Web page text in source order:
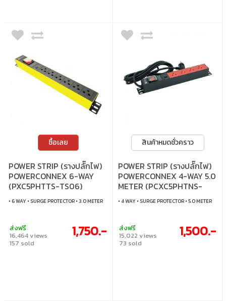
ซื้อเลย
POWER STRIP (รางปลั๊กไฟ)
POWERCONNEX 6-WAY
(PXC5PHTTS-TS06)
• 6 WAY • SURGE PROTECTOR • 3.0 METER
ส่งฟรี
16,464 views
157 sold
1,750.-
สินค้าหมดชั่วคราว
POWER STRIP (รางปลั๊กไฟ)
POWERCONNEX 4-WAY 5.0
METER (PCXC5PHTNS-
TS04-5)
• 4 WAY • SURGE PROTECTOR • 5.0 METER
ส่งฟรี
15,022 views
73 sold
1,500.-